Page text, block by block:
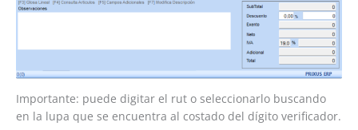
Importante: puede digitar el rut o seleccionarlo buscando
en la lupa que se encuentra al costado del dígito verificador.